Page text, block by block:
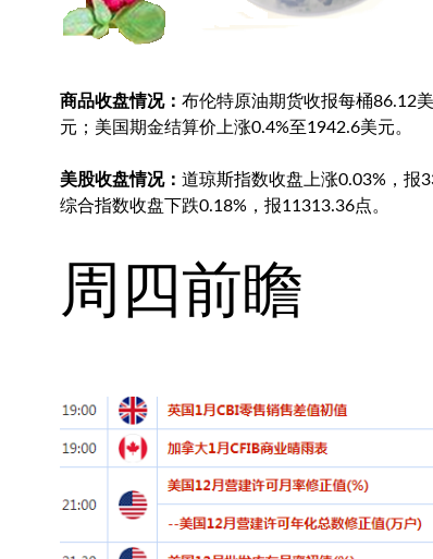
商品收盘情况： 布伦特原油期货收报每桶86.12
元；美国期金结算价上涨0.4%至1942.6美元。
美股收盘情况： 道琼斯指数收盘上涨0.03%，报
综合指数收盘下跌0.18%，报11313.36点。
周四前瞻